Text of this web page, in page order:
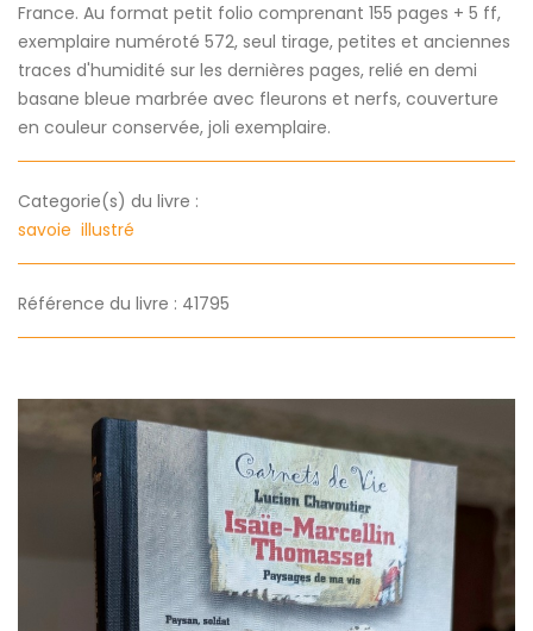
France. Au format petit folio comprenant 155 pages + 5 ff,
exemplaire numéroté 572, seul tirage, petites et anciennes
traces d'humidité sur les dernières pages, relié en demi
basane bleue marbrée avec fleurons et nerfs, couverture
en couleur conservée, joli exemplaire.
Categorie(s) du livre :
savoie illustré
Référence du livre : 41795